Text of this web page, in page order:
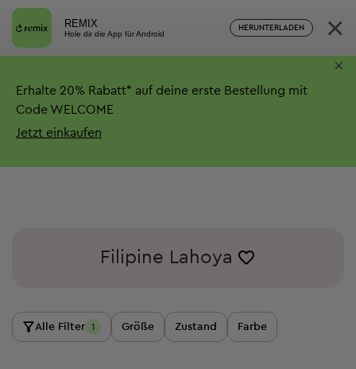
REMIX
Hole dir die App für Android
HERUNTERLADEN ×
Erhalte 20% Rabatt* auf deine erste Bestellung mit
Code WELCOME
Jetzt einkaufen
×
Filipine Lahoya
Alle Filter 1 Größe Zustand Farbe